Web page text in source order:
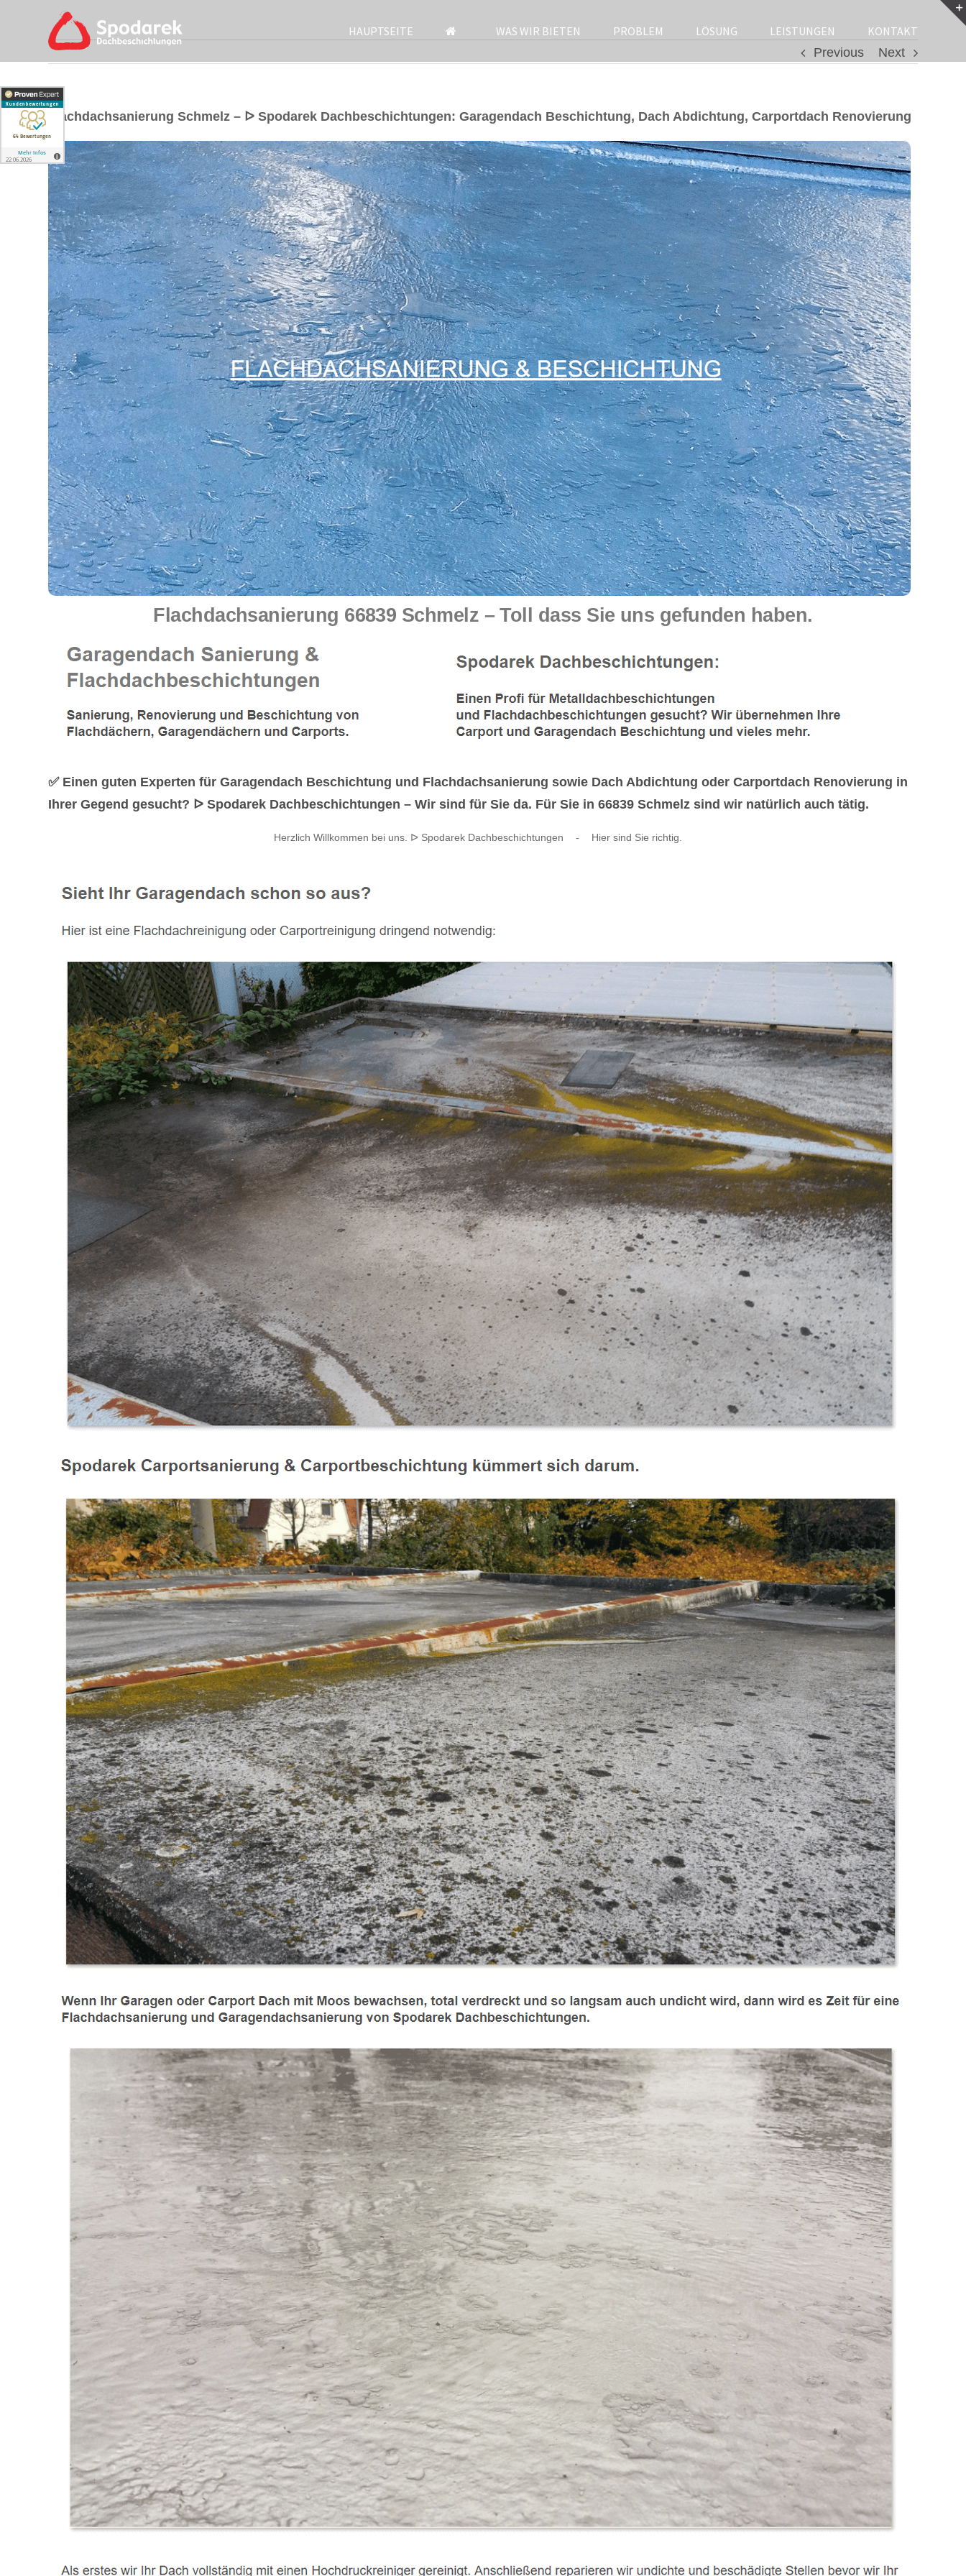
HAUPTSEITE WAS WIR BIETEN PROBLEM LÖSUNG LEISTUNGEN
KONTAKT
Previous
Next
Flachdachsanierung Schmelz – ᐅ Spodarek Dachbeschichtungen: Garagendach Beschichtung, Dach Abdichtung, Carportdach Renovierung
Flachdachsanierung 66839 Schmelz – Toll dass Sie uns gefunden haben.
✅ Einen guten Experten für Garagendach Beschichtung und Flachdachsanierung sowie Dach Abdichtung oder Carportdach Renovierung in
Ihrer Gegend gesucht? ᐅ Spodarek Dachbeschichtungen – Wir sind für Sie da. Für Sie in 66839 Schmelz sind wir natürlich auch tätig.
Herzlich Willkommen bei uns. ᐅ Spodarek Dachbeschichtungen - Hier sind Sie richtig.